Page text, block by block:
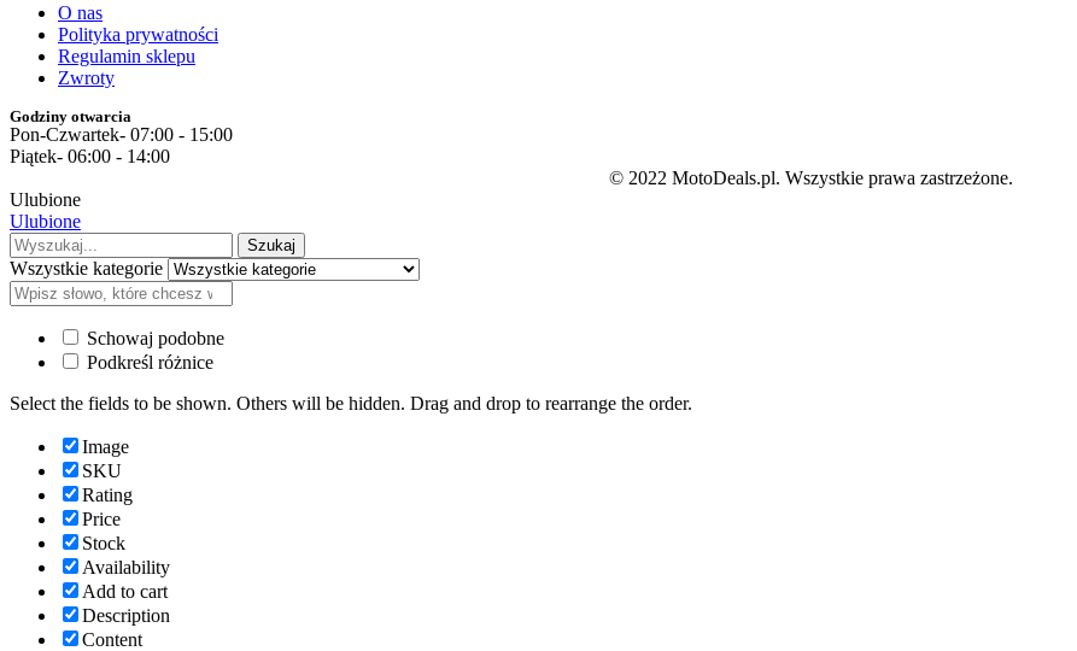
O nas
Polityka prywatności
Regulamin sklepu
Zwroty
Godziny otwarcia
Pon-Czwartek- 07:00 - 15:00
Piątek- 06:00 - 14:00
© 2022 MotoDeals.pl. Wszystkie prawa zastrzeżone.
Ulubione
Ulubione
Wyszukaj:
Szukaj
Wszystkie kategorie
Schowaj podobne
Podkreśl różnice
Select the fields to be shown. Others will be hidden. Drag and drop to rearrange the order.
Image
SKU
Rating
Price
Stock
Availability
Add to cart
Description
Content